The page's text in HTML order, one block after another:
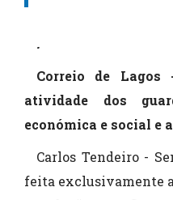
.
Correio de
atividade dos
económica e social e
Carlos Tendeiro -
feita exclusivamente